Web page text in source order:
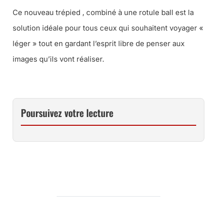
Ce nouveau trépied , combiné à une rotule ball est la
solution idéale pour tous ceux qui souhaitent voyager «
léger » tout en gardant l’esprit libre de penser aux
images qu’ils vont réaliser.
Poursuivez votre lecture